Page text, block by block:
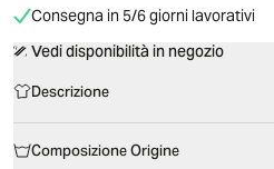
Consegna in 5/6 giorni lavorativi
Vedi disponibilità in negozio
Descrizione
Composizione Origine